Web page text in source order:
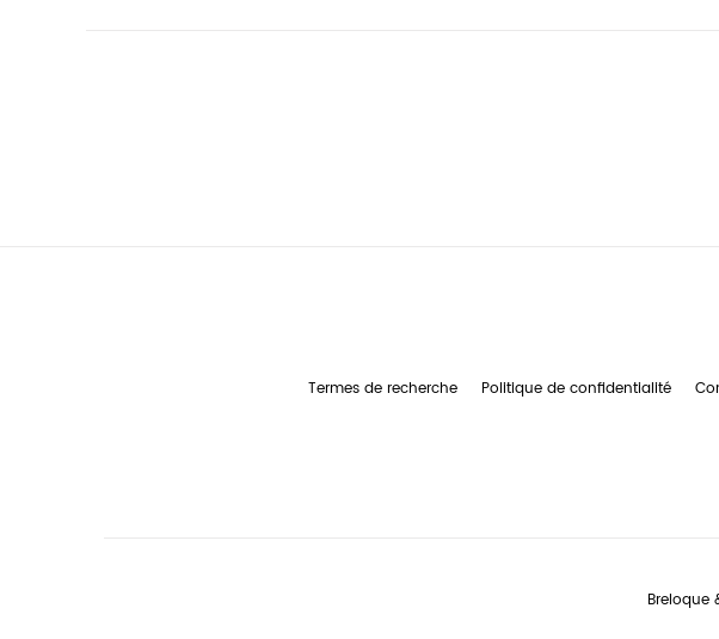
Termes de recherche Politique de confidentialité
Breloque